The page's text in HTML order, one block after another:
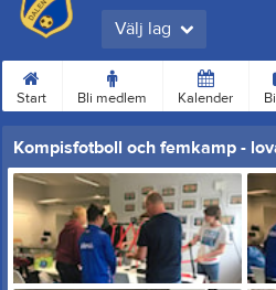
Välj lag
Start Bli medlem Kalender
Kompisfotboll och femkamp -